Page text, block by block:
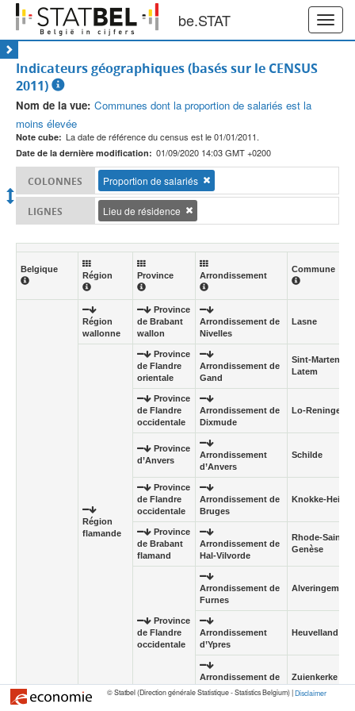
be.STAT
Indicateurs géographiques (basés sur le CENSUS
2011)
Nom de la vue: Communes dont la proportion de salariés est la
moins élevée
Note cube: La date de référence du census est le 01/01/2011.
Date de la dernière modification: 01/09/2020 14:03 GMT +0200
COLONNES Proportion de salariés
LIGNES Lieu de résidence
Belgique
Région Province Arrondissement
Commune
Région
wallonne
Province
de Brabant
wallon
Arrondissement de
Nivelles
Lasne
Région
flamande
Province
de Flandre
orientale
Arrondissement de
Gand
Sint-Martens-
Latem
Province
de Flandre
occidentale
Arrondissement de
Dixmude
Lo-Reninge
Province
d’Anvers
Arrondissement
d’Anvers
Schilde
Province
de Flandre
occidentale
Arrondissement de
Bruges
Knokke-Heist
Province
de Brabant
flamand
Arrondissement de
Hal-Vilvorde
Rhode-Saint-
Genèse
Province
de Flandre
occidentale
Arrondissement de
Furnes
Alveringem
Arrondissement
d’Ypres
Heuvelland
Arrondissement de
Bruges
Zuienkerke
© Statbel (Direction générale Statistique - Statistics Belgium) |Disclaimer